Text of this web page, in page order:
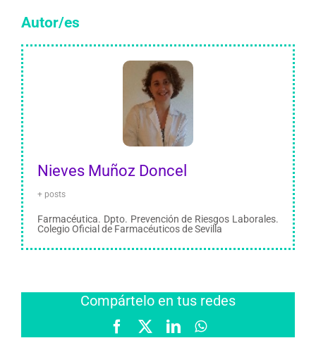
Autor/es
Nieves Muñoz Doncel
+ posts
Farmacéutica. Dpto. Prevención de Riesgos Laborales.
Colegio Oficial de Farmacéuticos de Sevilla
Compártelo en tus redes
FacebookLinkedInWhatsApp